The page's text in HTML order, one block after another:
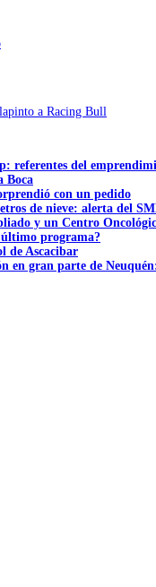
a Racing Bull
referentes del
Boca
con un pedido
de nieve: alerta del
y un Centro
programa?
de Ascacibar
gran parte de